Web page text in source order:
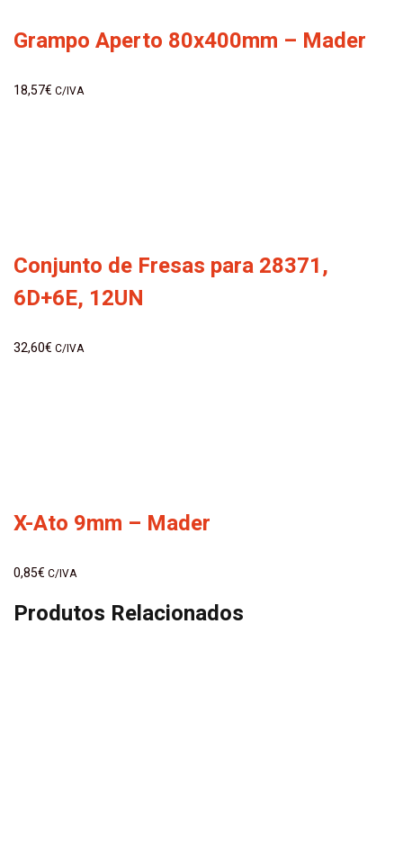
Grampo Aperto 80x400mm – Mader
18,57€ C/IVA
Conjunto de Fresas para 28371,
6D+6E, 12UN
32,60€ C/IVA
X-Ato 9mm – Mader
0,85€ C/IVA
Produtos Relacionados